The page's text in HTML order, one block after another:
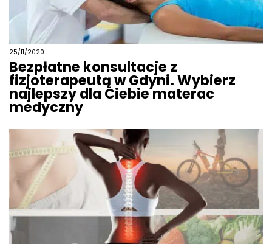
25/11/2020
Bezpłatne konsultacje z
fizjoterapeutą w Gdyni. Wybierz
najlepszy dla Ciebie materac
medyczny